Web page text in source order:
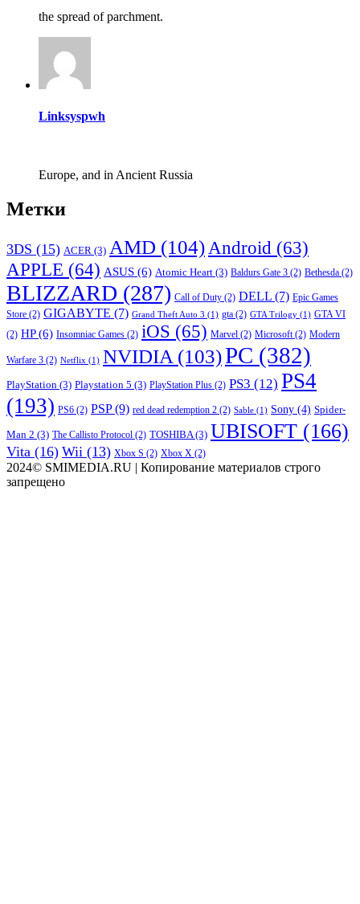
the spread of parchment.
Linksyspwh
Europe, and in Ancient Russia
Метки
3DS (15) ACER (3) AMD (104)Android (63)
APPLE (64) ASUS (6) Atomic Heart (3) Baldurs Gate 3 (2) Bethesda (2)
BLIZZARD (287) Call of Duty (2) DELL (7) Epic Games
Store (2) GIGABYTE (7) Grand Theft Auto 3 (1) gta (2) GTA Trilogy (1) GTA VI
(2) HP(6) Insomniac Games (2) iOS (65) Marvel (2) Microsoft(2) Modern
Warfare 3 (2) Netflix (1) NVIDIA (103)PC (382)
PlayStation (3) Playstation 5 (3) PlayStation Plus (2) PS3 (12) PS4
(193) PS6 (2) PSP(9) red dead redemption 2 (2) Sable (1) Sony (4) Spider-
Man 2 (3) The Callisto Protocol (2) TOSHIBA(3) UBISOFT (166)
Vita (16) Wii (13) Xbox S (2) Xbox X (2)
2024© SMIMEDIA.RU | Копирование материалов строго
запрещено